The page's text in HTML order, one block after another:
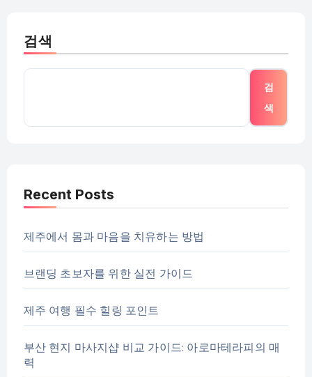
검색
검
색
Recent Posts
제주에서 몸과 마음을 치유하는 방법
브랜딩 초보자를 위한 실전 가이드
제주 여행 필수 힐링 포인트
부산 현지 마사지샵 비교 가이드: 아로마테라피의 매
력